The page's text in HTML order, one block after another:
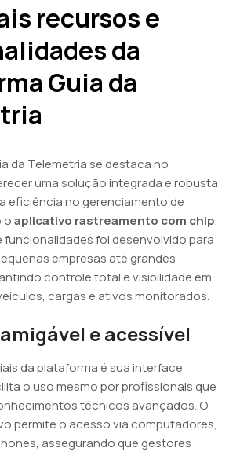
recursos e
da
Guia da
da Telemetria se destaca no
uma solução integrada e robusta
eficiência no gerenciamento de
oaplicativo rastreamento com chip.
foi desenvolvido para
empresas até grandes
controle total e visibilidade em
cargas e ativos monitorados.
e acessível
da plataforma é sua interface
o uso mesmo por profissionais que
técnicos avançados. O
permite o acesso via computadores,
assegurando que gestores